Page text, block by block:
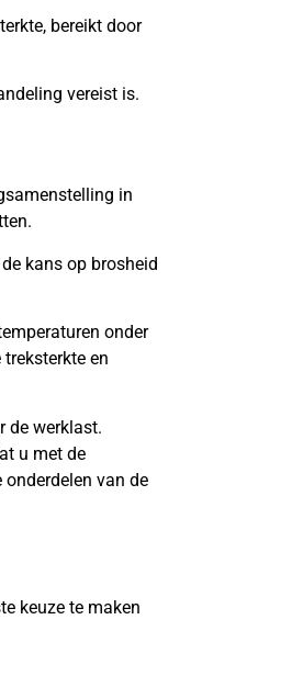
bereikt door
vereist is.
in
kans op brosheid
onder
en
de werklast.
u met de
van de
keuze te maken